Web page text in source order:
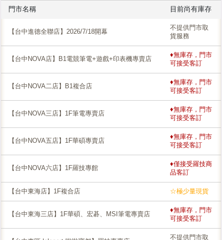
門市名稱 目前尚有庫存
【台中進德全聯店】2026/7/18開幕
不提供門市取
貨服務
【台中NOVA店】B1電競筆電+遊戲+印表機專賣店
♦無庫存，門市
可接受客訂
【台中NOVA二店】B1複合店
♦無庫存，門市
可接受客訂
【台中NOVA三店】1F筆電專賣店
♦無庫存，門市
可接受客訂
【台中NOVA五店】1F華碩專賣店
♦無庫存，門市
可接受客訂
【台中NOVA六店】1F羅技專館
♦僅接受羅技商
品客訂
【台中東海店】1F複合店 ☆極少量現貨
【台中東海三店】1F華碩、宏碁、MSI筆電專賣店
♦無庫存，門市
可接受客訂
不提供門市取